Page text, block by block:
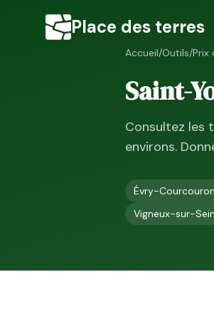
Place des terres
Accueil/Outils/Prix
Saint-
Consultez les
environs.
Évry-
Vigneux-sur-